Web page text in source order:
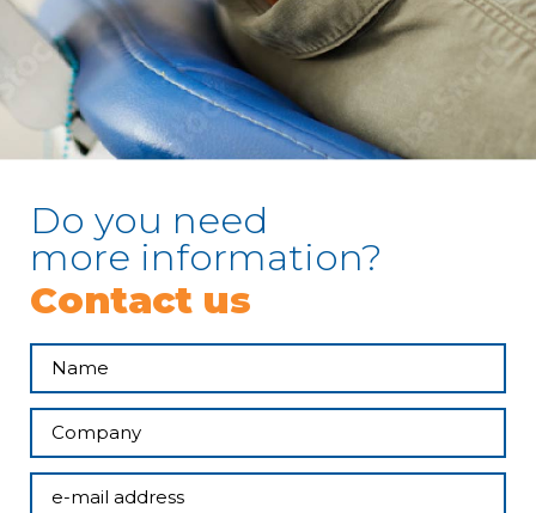
Do you need
more information?
Contact us